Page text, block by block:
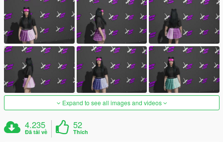
Expand to see all images and videos
4.235
Đã tải về
52
Thích